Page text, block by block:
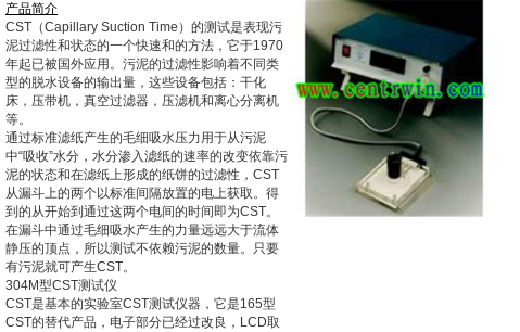
产品简介
CST（Capillary Suction Time）的测试是表现污
泥过滤性和状态的一个快速和的方法，它于1970
年起已被国外应用。污泥的过滤性影响着不同类
型的脱水设备的输出量，这些设备包括：干化
床，压带机，真空过滤器，压滤机和离心分离机
等。
通过标准滤纸产生的毛细吸水压力用于从污泥
中“吸收”水分，水分渗入滤纸的速率的改变依靠污
泥的状态和在滤纸上形成的纸饼的过滤性，CST
从漏斗上的两个以标准间隔放置的电上获取。得
到的从开始到通过这两个电间的时间即为CST。
在漏斗中通过毛细吸水产生的力量远远大于流体
静压的顶点，所以测试不依赖污泥的数量。只要
有污泥就可产生CST。
304M型CST测试仪
CST是基本的实验室CST测试仪器，它是165型
CST的替代产品，电子部分已经过改良，LCD取